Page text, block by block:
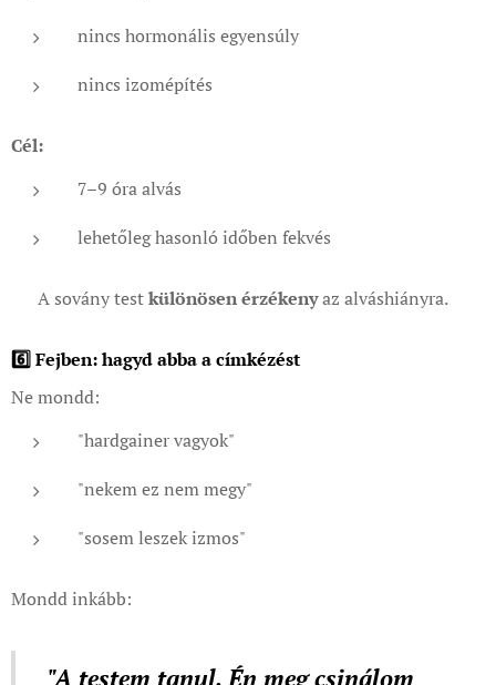
nincs hormonális egyensúly
nincs izomépítés
Cél:
7–9 óra alvás
lehetőleg hasonló időben fekvés
👉 A sovány testkülönösen érzékenyaz alváshiányra.
6️⃣ Fejben: hagyd abba a címkézést
Ne mondd:
"hardgainer vagyok"
"nekem ez nem megy"
"sosem leszek izmos"
Mondd inkább:
"A testem tanul. Én meg csinálom